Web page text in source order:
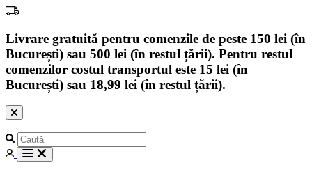
Livrare gratuită pentru comenzile de peste 150 lei (în
București) sau 500 lei (în restul țării). Pentru restul
comenzilor costul transportul este 15 lei (în
București) sau 18,99 lei (în restul țării).